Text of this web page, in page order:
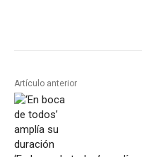
Artículo anterior